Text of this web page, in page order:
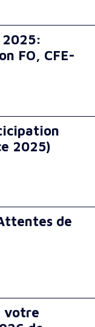
FO, CFE-
2025)
de
votre